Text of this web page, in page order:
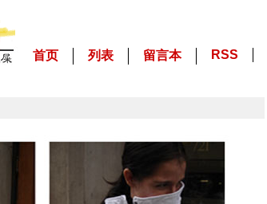
首页 列表 留言本 RSS